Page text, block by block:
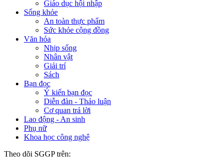
Giáo dục hội nhập
Sống khỏe
An toàn thực phẩm
Sức khỏe cộng đồng
Văn hóa
Nhịp sống
Nhân vật
Giải trí
Sách
Bạn đọc
Ý kiến bạn đọc
Diễn đàn - Thảo luận
Cơ quan trả lời
Lao động - An sinh
Phụ nữ
Khoa học công nghệ
Theo dõi SGGP trên: